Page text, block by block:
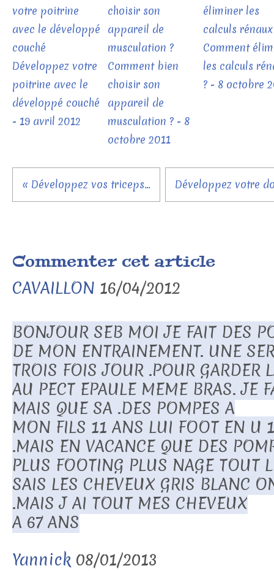
Développez votre
poitrine avec le
développé couché
- 19 avril 2012
Comment bien
choisir son
appareil de
musculation ? - 8
octobre 2011
Comment
les calculs
? - 8 octobre
« Développez vos triceps... Développez votre
Commenter cet article
CAVAILLON 16/04/2012
BONJOUR SEB MOI JE FAIT DES
DE MON ENTRAINEMENT. UNE
TROIS FOIS JOUR .POUR GARDER
AU PECT EPAULE MEME BRAS. JE
MAIS QUE SA .DES POMPES A
MON FILS 11 ANS LUI FOOT EN U
.MAIS EN VACANCE QUE DES
PLUS FOOTING PLUS NAGE TOUT
SAIS LES CHEVEUX GRIS BLANC
.MAIS J AI TOUT MES CHEVEUX
A 67 ANS
Yannick 08/01/2013